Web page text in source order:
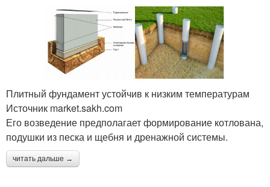
Плитный фундамент устойчив к низким температурам
Источник market.sakh.com
Его возведение предполагает формирование котлована,
подушки из песка и щебня и дренажной системы.
читать дальше →